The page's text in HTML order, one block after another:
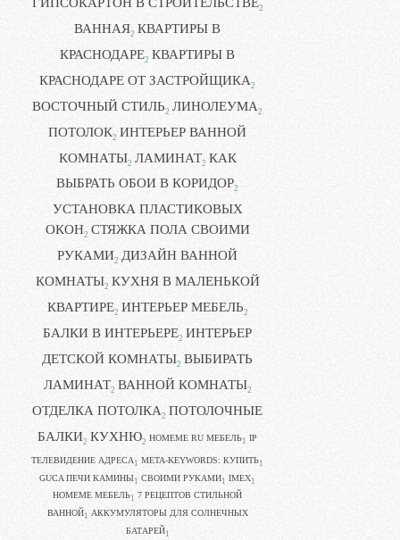
2
ВАННАЯ2 КВАРТИРЫ В
КРАСНОДАРЕ2 КВАРТИРЫ В
КРАСНОДАРЕ ОТ ЗАСТРОЙЩИКА2
ВОСТОЧНЫЙ СТИЛЬ2 ЛИНОЛЕУМА2
ПОТОЛОК2 ИНТЕРЬЕР ВАННОЙ
КОМНАТЫ2 ЛАМИНАТ2 КАК
ВЫБРАТЬ ОБОИ В КОРИДОР2
УСТАНОВКА ПЛАСТИКОВЫХ
ОКОН2 СТЯЖКА ПОЛА СВОИМИ
РУКАМИ2 ДИЗАЙН ВАННОЙ
КОМНАТЫ2 КУХНЯ В МАЛЕНЬКОЙ
КВАРТИРЕ2 ИНТЕРЬЕР МЕБЕЛЬ2
БАЛКИ В ИНТЕРЬЕРЕ2 ИНТЕРЬЕР
ДЕТСКОЙ КОМНАТЫ2 ВЫБИРАТЬ
ЛАМИНАТ2 ВАННОЙ КОМНАТЫ2
ОТДЕЛКА ПОТОЛКА2 ПОТОЛОЧНЫЕ
БАЛКИ2 КУХНЮ2 HOMEME RU МЕБЕЛЬ1 IP
ТЕЛЕВИДЕНИЕ АДРЕСА 1 META-KEYWORDS: КУПИТЬ1
GUCA ПЕЧИ КАМИНЫ1 CВОИМИ РУКАМИ1 IMEX1
HOMEME МЕБЕЛЬ1 7 РЕЦЕПТОВ СТИЛЬНОЙ
ВАННОЙ1 АККУМУЛЯТОРЫ ДЛЯ СОЛНЕЧНЫХ
БАТАРЕЙ1